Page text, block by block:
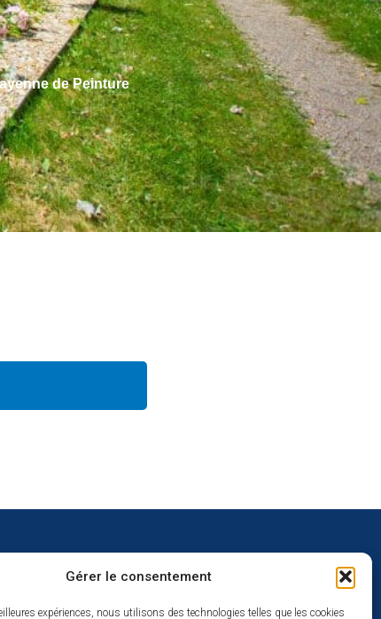
Gérer le consentement
expériences, nous utilisons des technologies telles que les cookies
de Peinture